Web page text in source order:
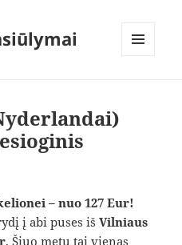
– nuo 127 Eur!
į abi puses išVilniaus
. Šiuo metu tai vienas